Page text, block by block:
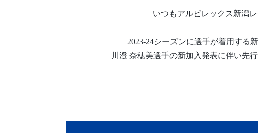
いつもアルビレックス新潟
2023-24シーズンに選手が着用する
川澄 奈穂美選手の新加入発表に伴い先